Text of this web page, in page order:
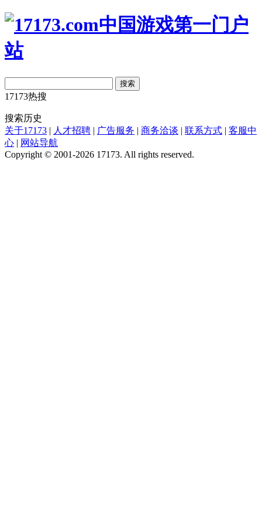
搜索
17173热搜
搜索历史
关于17173 | 人才招聘 | 广告服务 | 商务洽谈 | 联系方式 | 客服中
心 | 网站导航
Copyright © 2001-2026 17173. All rights reserved.